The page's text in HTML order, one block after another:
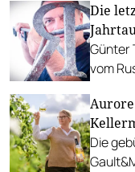
Die
Günter
vom
Die